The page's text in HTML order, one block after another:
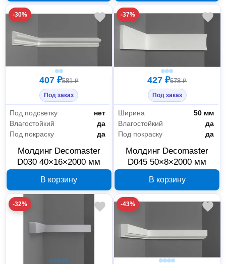
-30%
407 ₽581 ₽
Под заказ
Под подсветку
нет
Влагостойкий
да
Под покраску
да
Молдинг Decomaster
D030 40×16×2000 мм
В корзину
-37%
427 ₽678 ₽
Под заказ
Ширина
50 мм
Влагостойкий
да
Под покраску
да
Молдинг Decomaster
D045 50×8×2000 мм
В корзину
-32% -43%